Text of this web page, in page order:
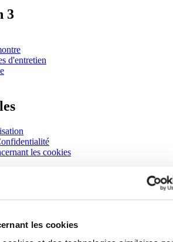
les cookies
3
d'entretien
les cookies
CERTINA
région